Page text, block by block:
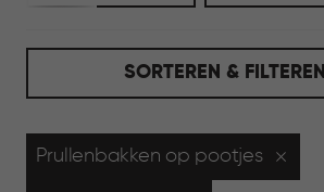
SORTEREN & FILTEREN
Prullenbakken op pootjes